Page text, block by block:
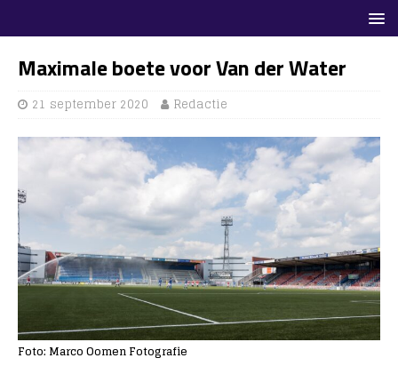
Maximale boete voor Van der Water
21 september 2020 Redactie
Foto: Marco Oomen Fotografie